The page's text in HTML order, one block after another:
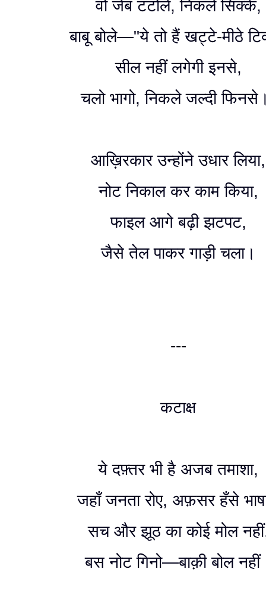
वो जेब टटोलें, निकले सिक्के,
बाबू बोले—"ये तो हैं खट्टे-मीठे
सील नहीं लगेगी इनसे,
चलो भागो, निकले जल्दी
आख़िरकार उन्होंने उधार लिया,
नोट निकाल कर काम किया,
फाइल आगे बढ़ी झटपट,
जैसे तेल पाकर गाड़ी चला।
---
कटाक्ष
ये दफ़्तर भी है अजब तमाशा,
जहाँ जनता रोए, अफ़सर हँसे
सच और झूठ का कोई मोल
बस नोट गिनो—बाक़ी बोल